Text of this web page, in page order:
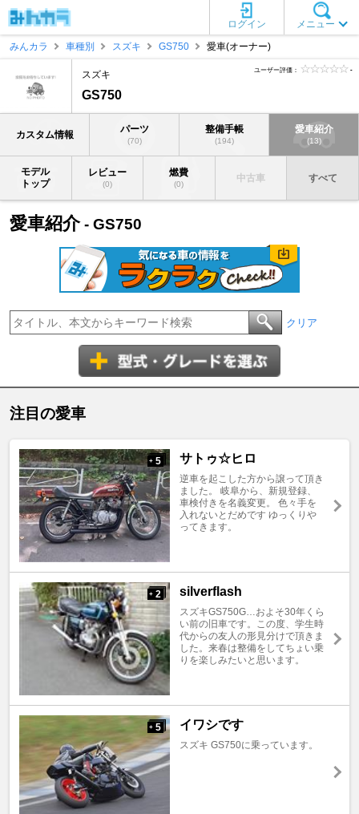
メニュー
ログイン
みんカラ
車種別 スズキ GS750 愛車(オーナー)
スズキ
GS750
ユーザー評価： -
カスタム情報 パーツ
(70)
整備手帳
(194)
愛車紹介
(13)
モデル
トップ
レビュー
(0)
燃費
(0)
中古車 すべて
愛車紹介- GS750
クリア
注目の愛車
+ 5 サトゥ☆ヒロ
逆車を起こした方から譲って頂き
ました。 岐阜から、新規登録、
車検付きを名義変更。 色々手を
入れないとだめです ゆっくりや
ってきます。
+ 2 silverflash
スズキGS750G…およそ30年くら
い前の旧車です。この度、学生時
代からの友人の形見分けで頂きま
した。来春は整備をしてちょい乗
りを楽しみたいと思います。
+ 5 イワシです
スズキ GS750に乗っています。